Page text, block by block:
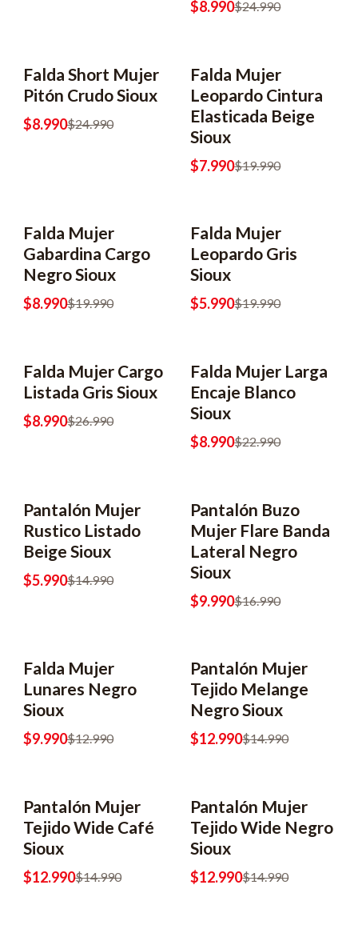
$8.990$24.990
-64% OFF
Falda Short Mujer
Pitón Crudo Sioux
$8.990$24.990
-60% OFF
Falda Mujer
Leopardo Cintura
Elasticada Beige
Sioux
$7.990$19.990
-55% OFF
Falda Mujer
Gabardina Cargo
Negro Sioux
$8.990$19.990
-70% OFF
Falda Mujer
Leopardo Gris
Sioux
$5.990$19.990
-67% OFF
Falda Mujer Cargo
Listada Gris Sioux
$8.990$26.990
-61% OFF
Falda Mujer Larga
Encaje Blanco
Sioux
$8.990$22.990
-60% OFF
Pantalón Mujer
Rustico Listado
Beige Sioux
$5.990$14.990
-41% OFF
Pantalón Buzo
Mujer Flare Banda
Lateral Negro
Sioux
$9.990$16.990
Falda Mujer
Lunares Negro
Sioux
$9.990$12.990
Pantalón Mujer
Tejido Melange
Negro Sioux
$12.990$14.990
Pantalón Mujer
Tejido Wide Café
Sioux
$12.990$14.990
Pantalón Mujer
Tejido Wide Negro
Sioux
$12.990$14.990